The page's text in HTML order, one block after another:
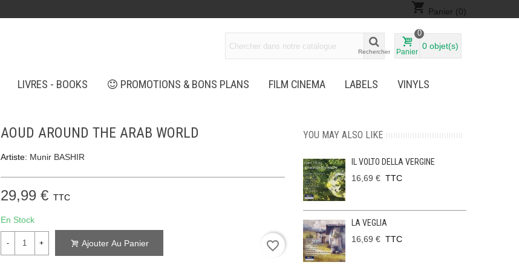
shopping_cart Panier (0)
Rechercher Panier
0
0 objet(s)
LIVRES - BOOKS PROMOTIONS & BONS PLANS FILM CINEMA LABELS
VINYLS
AOUD AROUND THE ARAB WORLD
Artiste: Munir BASHIR
29,99 € TTC
En Stock
- + Ajouter Au Panier favorite_border
YOU MAY ALSO LIKE
IL VOLTO DELLA VERGINE
16,69 € TTC
LA VEGLIA
16,69 € TTC